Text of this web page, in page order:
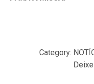
Category: